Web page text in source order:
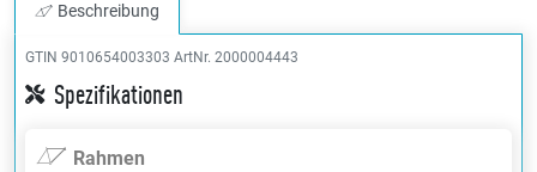
Beschreibung
GTIN 9010654003303 ArtNr. 2000004443
Spezifikationen
Rahmen